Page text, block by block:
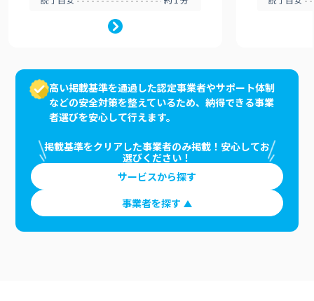
高い掲載基準を通過した認定事業者やサポート体制
などの安全対策を整えているため、納得できる事業
者選びを安心して行えます。
掲載基準をクリアした事業者のみ掲載！安心してお
選びください！
サービスから探す
事業者を探す